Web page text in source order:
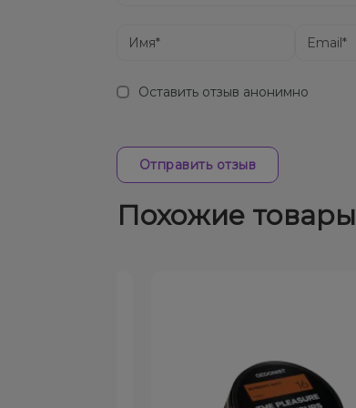
Оставить отзыв анонимно
Отправить отзыв
Похожие товары